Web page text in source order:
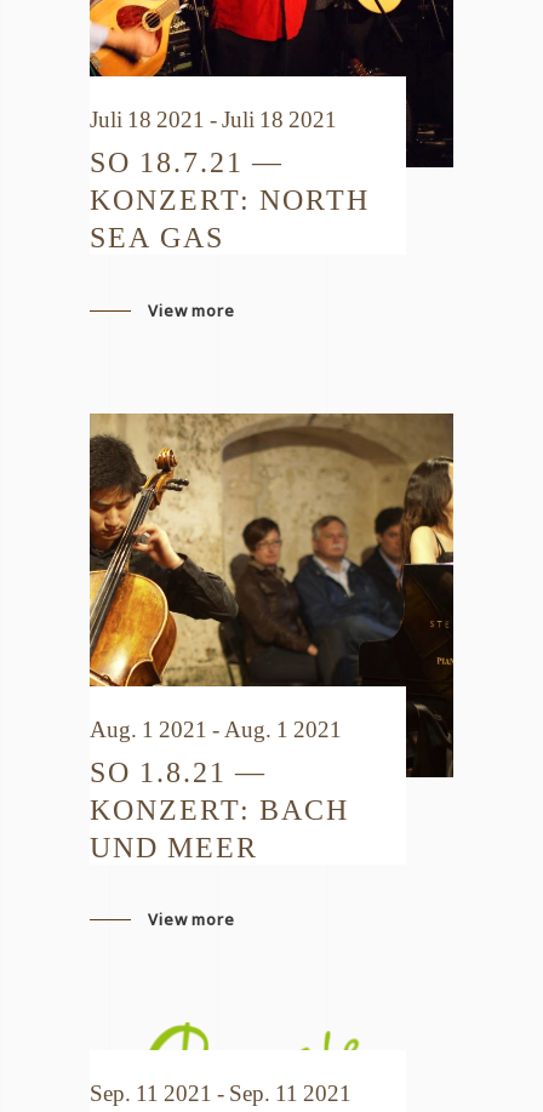
Juli 18 2021 - Juli 18 2021
SO 18.7.21 —
KONZERT: NORTH
SEA GAS
View more
Aug. 1 2021 - Aug. 1 2021
SO 1.8.21 —
KONZERT: BACH
UND MEER
View more
Sep. 11 2021 - Sep. 11 2021